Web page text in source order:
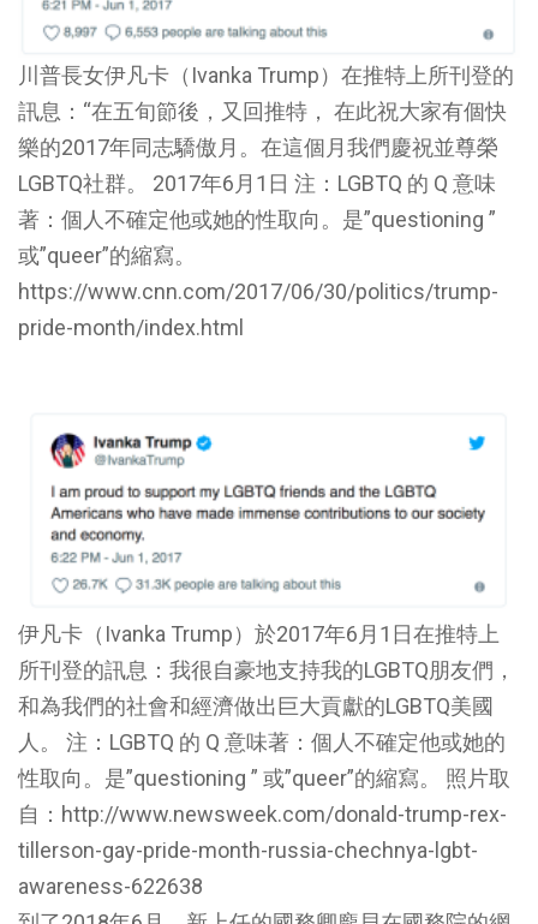
川普長女伊凡卡（Ivanka Trump）在推特上所刊登的
訊息：“在五旬節後，又回推特， 在此祝大家有個快
樂的2017年同志驕傲月。在這個月我們慶祝並尊榮
LGBTQ社群。 2017年6月1日 注：LGBTQ 的 Q 意味
著：個人不確定他或她的性取向。是”questioning ”
或”queer”的縮寫。
https://www.cnn.com/2017/06/30/politics/trump-
pride-month/index.html
伊凡卡（Ivanka Trump）於2017年6月1日在推特上
所刊登的訊息：我很自豪地支持我的LGBTQ朋友們，
和為我們的社會和經濟做出巨大貢獻的LGBTQ美國
人。 注：LGBTQ 的 Q 意味著：個人不確定他或她的
性取向。是”questioning ” 或”queer”的縮寫。 照片取
自：http://www.newsweek.com/donald-trump-rex-
tillerson-gay-pride-month-russia-chechnya-lgbt-
awareness-622638